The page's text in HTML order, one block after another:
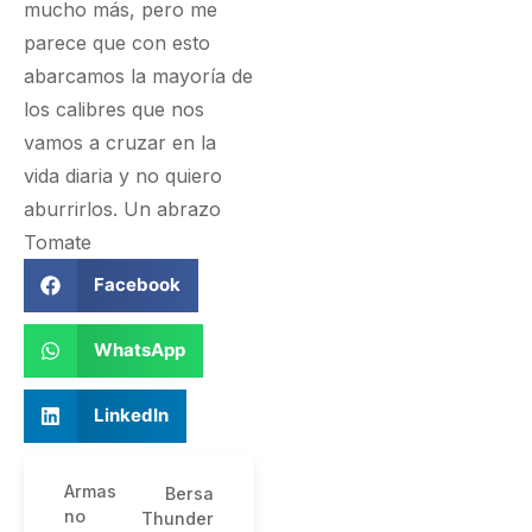
mucho más, pero me
parece que con esto
abarcamos la mayoría de
los calibres que nos
vamos a cruzar en la
vida diaria y no quiero
aburrirlos. Un abrazo
Tomate
Facebook
WhatsApp
LinkedIn
Armas
no
Bersa
Thunder